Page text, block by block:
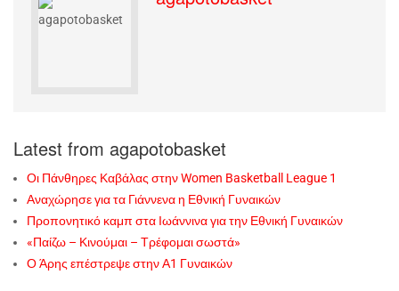
Latest from agapotobasket
Οι Πάνθηρες Καβάλας στην Women Basketball League 1
Αναχώρησε για τα Γιάννενα η Εθνική Γυναικών
Προπονητικό καμπ στα Ιωάννινα για την Εθνική Γυναικών
«Παίζω – Κινούμαι – Τρέφομαι σωστά»
Ο Άρης επέστρεψε στην Α1 Γυναικών